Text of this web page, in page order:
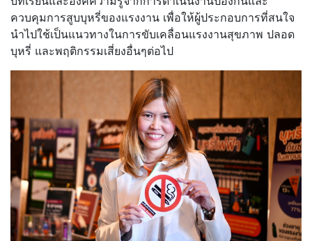
ควบคุมการสูบบุหรี่ของแรงงาน เพื่อให้ผู้ประกอบการที่สนใจ
นำไปใช้เป็นแนวทางในการขับเคลื่อนแรงงานสุขภาพ ปลอด
บุหรี่ และพฤติกรรมเสี่ยงอื่นๆต่อไป